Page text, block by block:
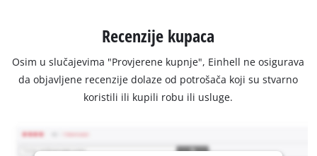
Recenzije kupaca
Osim u slučajevima "Provjerene kupnje", Einhell ne osigurava
da objavljene recenzije dolaze od potrošača koji su stvarno
koristili ili kupili robu ili usluge.